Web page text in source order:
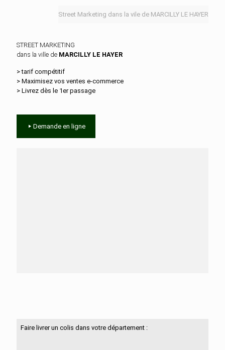
Street Marketing dans la vile de MARCILLY LE HAYER
STREET MARKETING
dans la ville de MARCILLY LE HAYER
> tarif compétitif
> Maximisez vos ventes e‑commerce
> Livrez dès le 1er passage
Demande en ligne
Faire livrer un colis dans votre département :